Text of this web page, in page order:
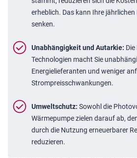
erheblich. Das kann Ihre
senken.
Unabhängigkeit und Autarkie:
Technologien macht Sie
Energielieferanten und weniger
Strompreisschwankungen.
Umweltschutz: Sowohl die
Wärmepumpe zielen darauf ab,
durch die Nutzung erneuerbarer
reduzieren.